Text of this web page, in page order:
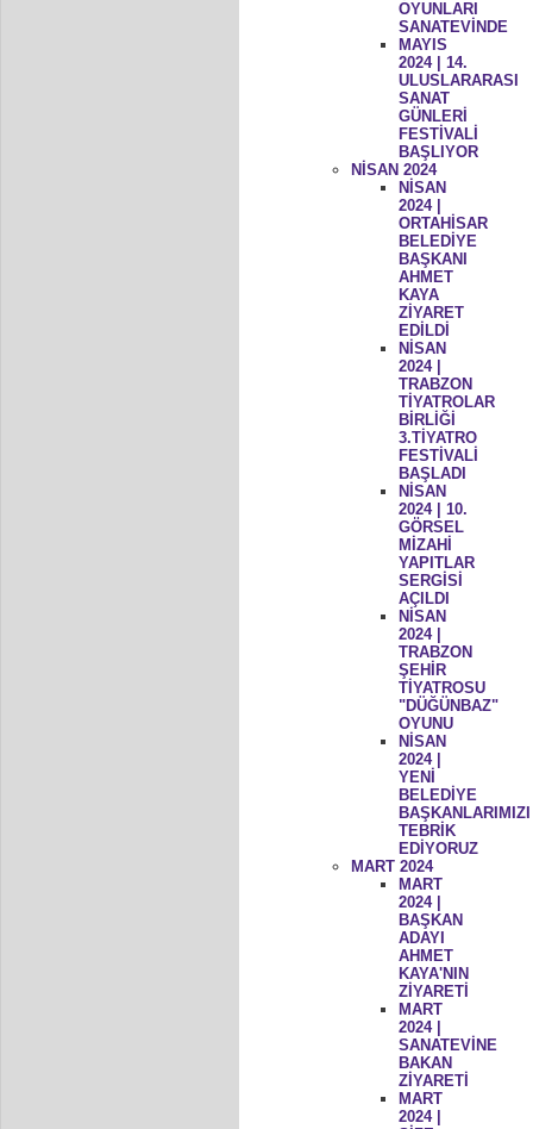
OYUNLARI
SANATEVİNDE
MAYIS
2024 | 14.
ULUSLARARASI
SANAT
GÜNLERİ
FESTİVALİ
BAŞLIYOR
NİSAN 2024
NİSAN
2024 |
ORTAHİSAR
BELEDİYE
BAŞKANI
AHMET
KAYA
ZİYARET
EDİLDİ
NİSAN
2024 |
TRABZON
TİYATROLAR
BİRLİĞİ
3.TİYATRO
FESTİVALİ
BAŞLADI
NİSAN
2024 | 10.
GÖRSEL
MİZAHİ
YAPITLAR
SERGİSİ
AÇILDI
NİSAN
2024 |
TRABZON
ŞEHİR
TİYATROSU
"DÜĞÜNBAZ"
OYUNU
NİSAN
2024 |
YENİ
BELEDİYE
BAŞKANLARIMIZI
TEBRİK
EDİYORUZ
MART 2024
MART
2024 |
BAŞKAN
ADAYI
AHMET
KAYA'NIN
ZİYARETİ
MART
2024 |
SANATEVİNE
BAKAN
ZİYARETİ
MART
2024 |